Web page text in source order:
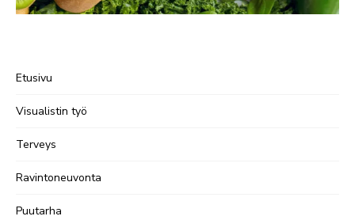
Etusivu
Visualistin työ
Terveys
Ravintoneuvonta
Puutarha